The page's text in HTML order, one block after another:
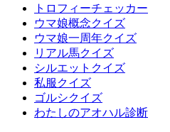
トロフィーチェッカー
ウマ娘概念クイズ
ウマ娘一周年クイズ
リアル馬クイズ
シルエットクイズ
私服クイズ
ゴルシクイズ
わたしのアオハル診断